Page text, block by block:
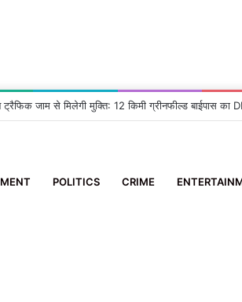
ट्रैफिक जाम से मिलेगी मुक्ति: 12 किमी ग्रीनफील्ड बाईपास का
POLITICS CRIME